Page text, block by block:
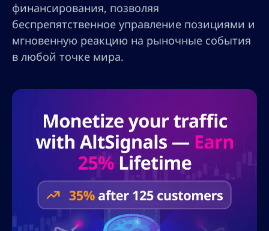
финансирования, позволяя
беспрепятственное управление позициями и
мгновенную реакцию на рыночные события
в любой точке мира.